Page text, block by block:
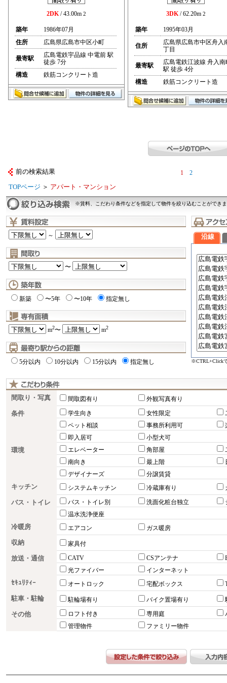
2DK/ 43.00m 2
築年
1986年07月
住所
広島県広島市中区小町
最寄駅
広島電鉄宇品線 中電前 駅
徒歩 7分
構造
鉄筋コンクリート造
3DK/ 62.20m 2
築年 1995年03月
住所
広島県広島市中区舟入
丁目
最寄駅
広島電鉄江波線 舟入南
駅 徒歩 4分
構造
鉄筋コンクリート造
前の検索結果 1 2
TOPページ ＞ アパート・マンション
※賃料、こだわり条件などを指定して物件を絞り込むことができ
～
〜
新築 〜5年 〜10年 指定無し
m2〜 m2
5分以内 10分以内 15分以内 指定無し
沿線
※CTRL+Click
間取り・写真 間取図有り 外観写真有り
条件 学生向き 女性限定
ペット相談
事務所利用可
即入居可
小型犬可
環境 エレベーター 角部屋
南向き
最上階
デザイナーズ
分譲賃貸
キッチン システムキッチン 冷蔵庫有り
バス・トイレ バス・トイレ別 洗面化粧台独立
温水洗浄便座
冷暖房 エアコン ガス暖房
収納 家具付
放送・通信 CATV CSアンテナ
光ファイバー
インターネット
ｾｷｭﾘﾃｨｰ オートロック 宅配ボックス
駐車・駐輪 駐輪場有り バイク置場有り
その他 ロフト付き 専用庭
管理物件
ファミリー物件